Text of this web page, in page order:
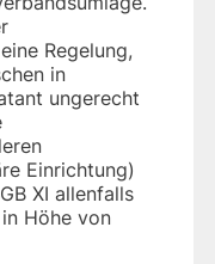
Regelung,
in
ungerecht
Einrichtung)
XI allenfalls
Höhe von